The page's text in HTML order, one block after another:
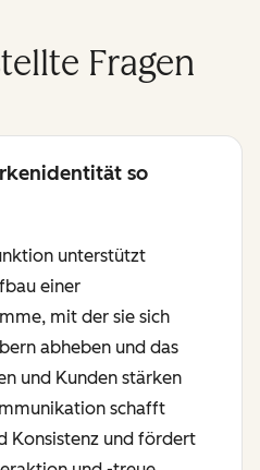
Fragen
so
unterstützt
einer
mit der sie sich
abheben und das
und Kunden stärken
schafft
Konsistenz und fördert